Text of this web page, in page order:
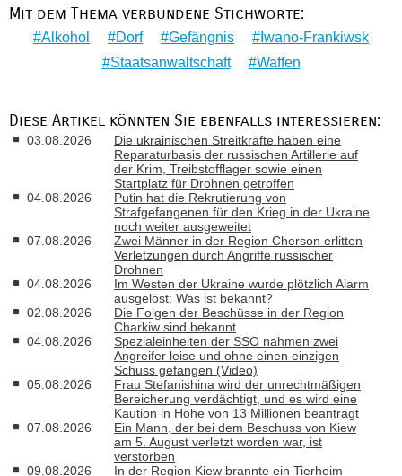
Mit dem Thema verbundene Stichworte:
Alkohol Dorf Gefängnis
Iwano-Frankiwsk
Staatsanwaltschaft
Waffen
Diese Artikel könnten Sie ebenfalls interessieren:
03.08.2026
Die ukrainischen Streitkräfte haben eine
Reparaturbasis der russischen Artillerie auf
der Krim, Treibstofflager sowie einen
Startplatz für Drohnen getroffen
04.08.2026
Putin hat die Rekrutierung von
Strafgefangenen für den Krieg in der Ukraine
noch weiter ausgeweitet
07.08.2026
Zwei Männer in der Region Cherson erlitten
Verletzungen durch Angriffe russischer
Drohnen
04.08.2026
Im Westen der Ukraine wurde plötzlich Alarm
ausgelöst: Was ist bekannt?
02.08.2026
Die Folgen der Beschüsse in der Region
Charkiw sind bekannt
04.08.2026
Spezialeinheiten der SSO nahmen zwei
Angreifer leise und ohne einen einzigen
Schuss gefangen (Video)
05.08.2026
Frau Stefanishina wird der unrechtmäßigen
Bereicherung verdächtigt, und es wird eine
Kaution in Höhe von 13 Millionen beantragt
07.08.2026
Ein Mann, der bei dem Beschuss von Kiew
am 5. August verletzt worden war, ist
verstorben
09.08.2026
In der Region Kiew brannte ein Tierheim